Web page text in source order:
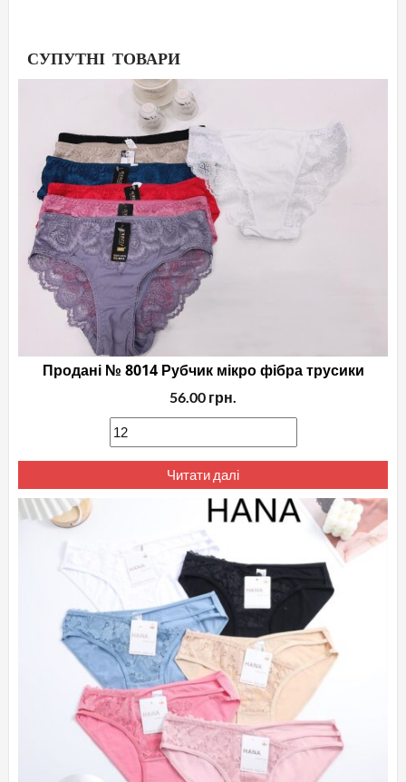
СУПУТНІ ТОВАРИ
Продані № 8014 Рубчик мікро фібра трусики
56.00 грн.
Читати далі